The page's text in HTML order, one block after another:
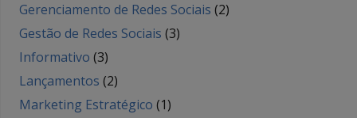
Gerenciamento de Redes Sociais (2)
Gestão de Redes Sociais (3)
Informativo (3)
Lançamentos (2)
Marketing Estratégico (1)